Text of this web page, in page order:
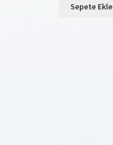
Sepete Ekle